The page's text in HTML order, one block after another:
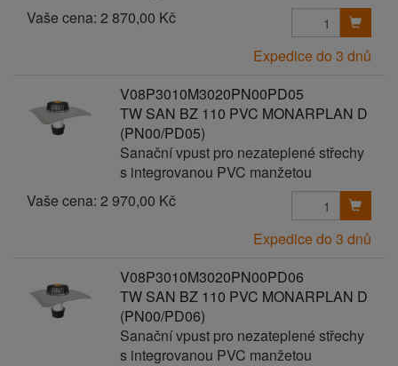
Vaše cena: 2 870,00 Kč
Expedice do 3 dnů
V08P3010M3020PN00PD05
TW SAN BZ 110 PVC MONARPLAN D
(PN00/PD05)
Sanační vpust pro nezateplené střechy
s integrovanou PVC manžetou
Vaše cena: 2 970,00 Kč
Expedice do 3 dnů
V08P3010M3020PN00PD06
TW SAN BZ 110 PVC MONARPLAN D
(PN00/PD06)
Sanační vpust pro nezateplené střechy
s integrovanou PVC manžetou